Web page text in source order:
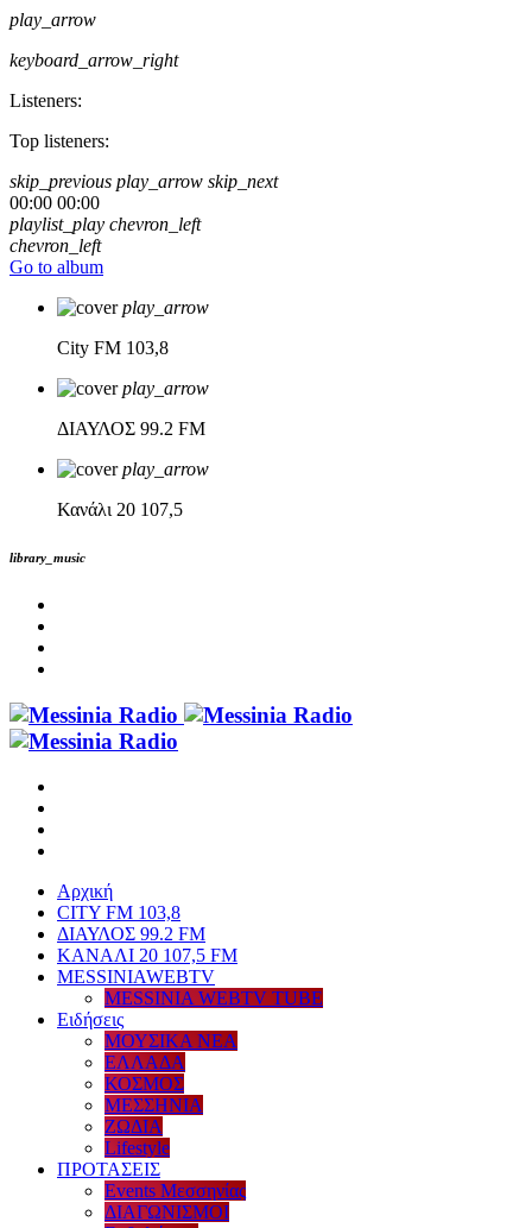
play_arrow
keyboard_arrow_right
Listeners:
Top listeners:
skip_previous play_arrow skip_next
00:00 00:00
playlist_play chevron_left
chevron_left
Go to album
play_arrow
City FM 103,8
play_arrow
ΔΙΑΥΛΟΣ 99.2 FM
play_arrow
Κανάλι 20 107,5
library_music
Αρχική
CITY FM 103,8
ΔΙΑΥΛΟΣ 99.2 FM
ΚΑΝΑΛΙ 20 107,5 FM
MESSINIAWEBTV
MESSINIA WEBTV TUBE
Eιδήσεις
ΜΟΥΣΙΚΑ ΝΕΑ
ΕΛΛΑΔΑ
ΚΟΣΜΟΣ
ΜΕΣΣΗΝΙΑ
ΖΩΔΙΑ
Lifestyle
ΠΡΟΤΑΣΕΙΣ
Events Μεσσηνίας
ΔΙΑΓΩΝΙΣΜΟΙ